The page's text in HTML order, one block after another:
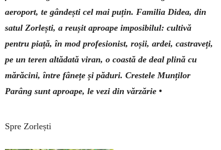
aeroport, te gândești cel mai puțin. Familia Didea, din
satul Zorlești, a reușit aproape imposibilul: cultivă
pentru piață, în mod profesionist, roșii, ardei, castraveți,
pe un teren altădată viran, o coastă de deal plină cu
mărăcini, între fânețe și păduri. Crestele Munților
Parâng sunt aproape, le vezi din vărzărie •
Spre Zorlești